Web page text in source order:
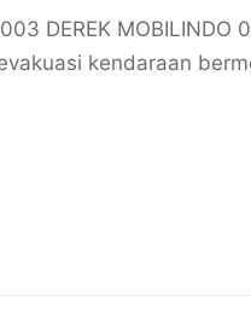
DEREK MOBILINDO
kendaraan